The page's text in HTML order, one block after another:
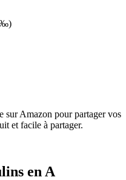
sur Amazon pour partager vos
et facile à partager.
en A